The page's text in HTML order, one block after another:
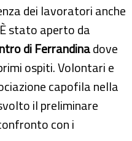
dei lavoratori anche
stato aperto da
di Ferrandinadove
ospiti. Volontari e
capofila nella
il preliminare
con i